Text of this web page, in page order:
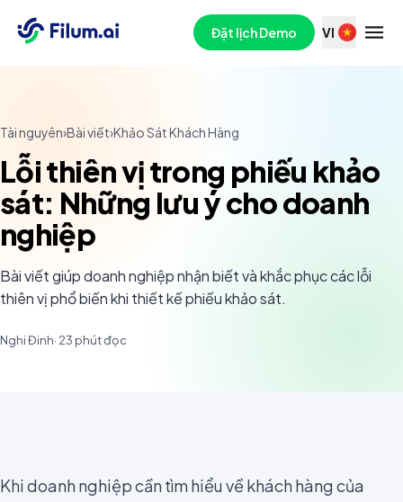
Đặt lịch Demo VI
Tài nguyên›Bài viết›Khảo Sát Khách Hàng
Lỗi thiên vị trong phiếu khảo
sát: Những lưu ý cho doanh
nghiệp
Bài viết giúp doanh nghiệp nhận biết và khắc phục các lỗi
thiên vị phổ biến khi thiết kế phiếu khảo sát.
Nghi Đinh· 23 phút đọc
Khi doanh nghiệp cần tìm hiểu về khách hàng của